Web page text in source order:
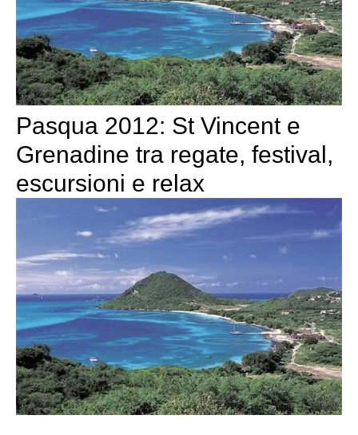
Pasqua 2012: St Vincent e
Grenadine tra regate, festival,
escursioni e relax